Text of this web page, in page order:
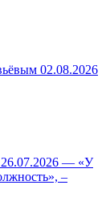
02.08.2026
— «У
–